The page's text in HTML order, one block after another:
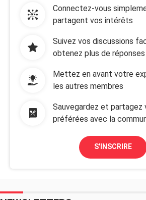
Connectez-vous
partagent vos intérêts
Suivez vos discussions
obtenez plus de réponses
Mettez en avant votre
les autres membres
Sauvegardez et
préférées avec la
S'INSCRIRE